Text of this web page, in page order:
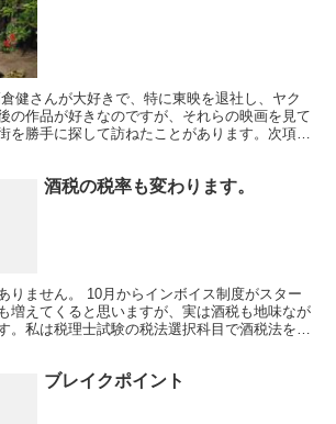
健さんが大好きで、特に東映を退社し、ヤク
の作品が好きなのですが、それらの映画を見て
を勝手に探して訪ねたことがあります。次項の
酒税の税率も変わります。
りません。 10月からインボイス制度がスター
増えてくると思いますが、実は酒税も地味なが
。私は税理士試験の税法選択科目で酒税法を選
ブレイクポイント